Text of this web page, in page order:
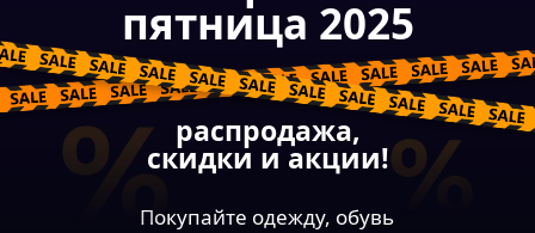
Доставка
Где покупать
Услуги
Как это
работает
Покупайте одежду, обувь
пятница 2025
распродажа,
скидки и акции!